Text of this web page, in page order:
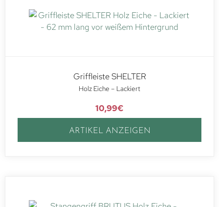
Griffleiste SHELTER
Holz Eiche – Lackiert
10,99€
ARTIKEL ANZEIGEN